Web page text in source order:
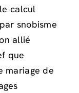
calcul
snobisme
allié
que
mariage de